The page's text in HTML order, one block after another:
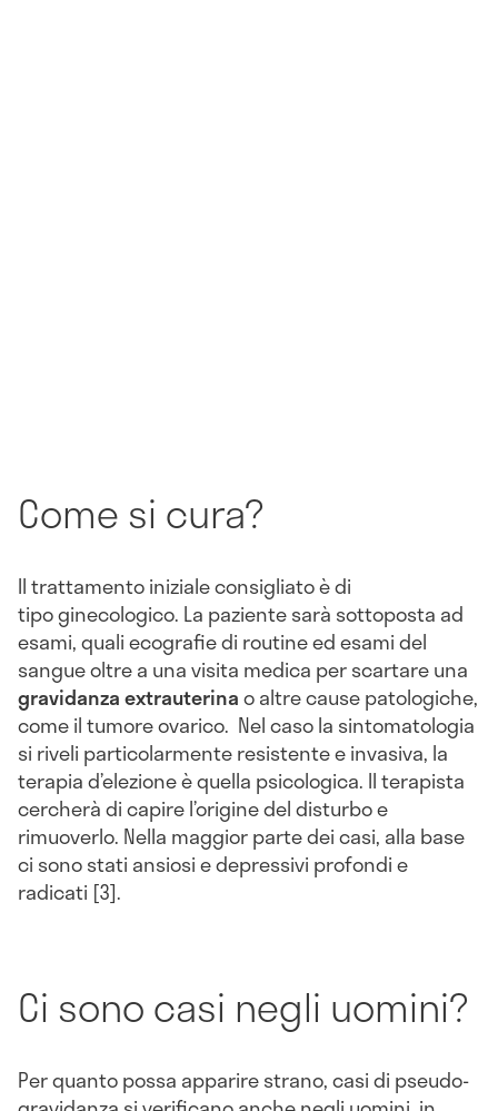
Come si cura?
Il trattamento iniziale consigliato è di
tipo ginecologico. La paziente sarà sottoposta ad
esami, quali ecografie di routine ed esami del
sangue oltre a una visita medica per scartare una
gravidanzaextrauterinao altre cause patologiche,
come il tumore ovarico. Nel caso la sintomatologia
si riveli particolarmente resistente e invasiva, la
terapia d’elezione è quella psicologica. Il terapista
cercherà di capire l’origine del disturbo e
rimuoverlo. Nella maggior parte dei casi, alla base
ci sono stati ansiosi e depressivi profondi e
radicati [3].
Ci sono casi negli uomini?
Per quanto possa apparire strano, casi di pseudo-